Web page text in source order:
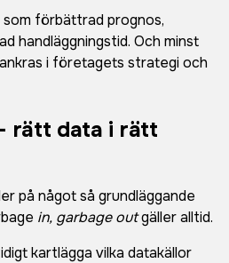
som förbättrad prognos,
handläggningstid. Och minst
i företagets strategi och
rätt data i rätt
på något så grundläggande
in, garbage outgäller alltid.
kartlägga vilka datakällor